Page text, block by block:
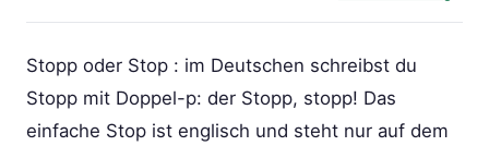
Stopp oder Stop : im Deutschen schreibst du
Stopp mit Doppel-p: der Stopp, stopp! Das
einfache Stop ist englisch und steht nur auf dem